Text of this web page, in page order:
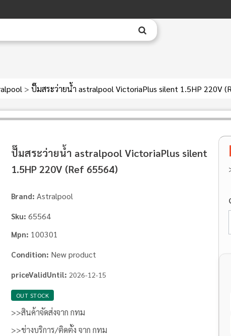
> ปั๊มสระว่ายน้ำ astralpool VictoriaPlus silent 1.5HP 220V
ปั๊มสระว่ายน้ำ astralpool VictoriaPlus silent
1.5HP 220V (Ref 65564)
Brand: Astralpool
Sku: 65564
Mpn: 100301
Condition: New product
priceValidUntil: 2026-12-15
OUT STOCK
>>สินค้าจัดส่งจาก กทม
>>ช่างบริการ/ติดตั้ง จาก กทม